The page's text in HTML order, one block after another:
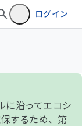
ログイン
に沿ってエコシ
するため、第